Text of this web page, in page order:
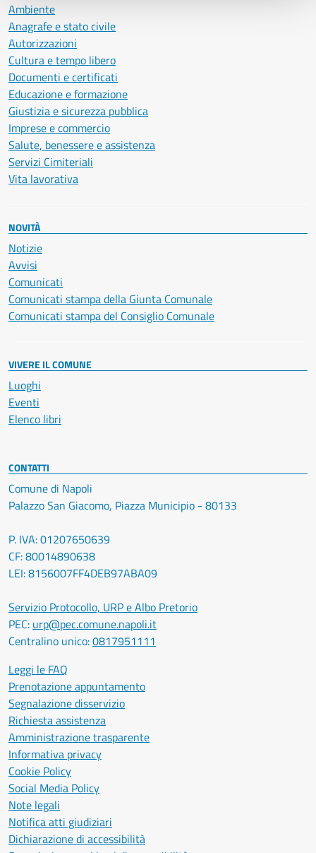
Ambiente
Anagrafe e stato civile
Autorizzazioni
Cultura e tempo libero
Documenti e certificati
Educazione e formazione
Giustizia e sicurezza pubblica
Imprese e commercio
Salute, benessere e assistenza
Servizi Cimiteriali
Vita lavorativa
NOVITÀ
Notizie
Avvisi
Comunicati
Comunicati stampa della Giunta Comunale
Comunicati stampa del Consiglio Comunale
VIVERE IL COMUNE
Luoghi
Eventi
Elenco libri
CONTATTI
Comune di Napoli
Palazzo San Giacomo, Piazza Municipio - 80133
P. IVA: 01207650639
CF: 80014890638
LEI: 8156007FF4DEB97ABA09
Servizio Protocollo, URP e Albo Pretorio
PEC: urp@pec.comune.napoli.it
Centralino unico:0817951111
Leggi le FAQ
Prenotazione appuntamento
Segnalazione disservizio
Richiesta assistenza
Amministrazione trasparente
Informativa privacy
Cookie Policy
Social Media Policy
Note legali
Notifica atti giudiziari
Dichiarazione di accessibilità